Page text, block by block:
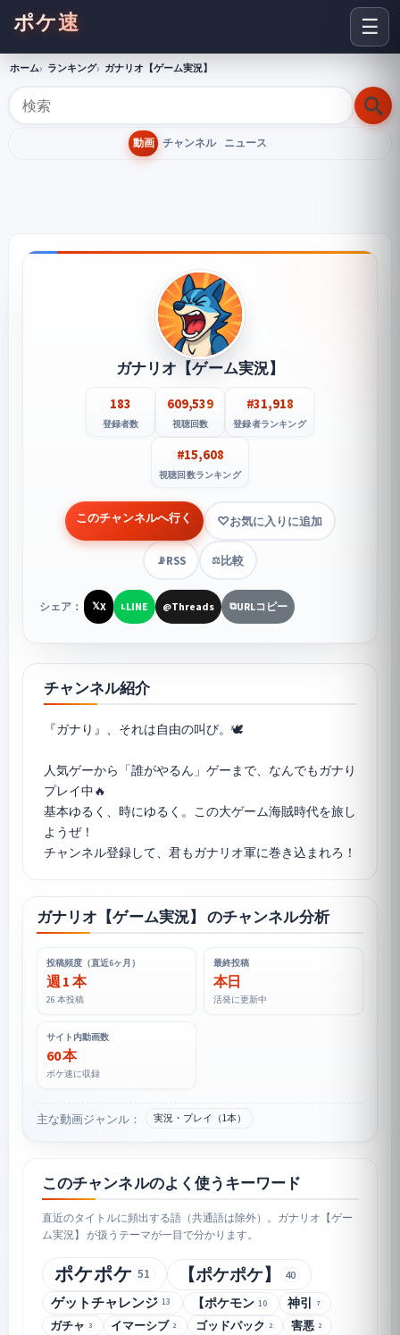
☰
ポケ速
ホーム ランキング ガナリオ【ゲーム実況】
動画 チャンネル ニュース
ガナリオ【ゲーム実況】
183
登録者数
609,539
視聴回数
#31,918
登録者ランキング
#15,608
視聴回数ランキング
このチャンネルへ行く お気に入りに追加
📡RSS ⚖️比較
シェア： 𝕏X LLINE @Threads ⧉URLコピー
チャンネル紹介
『ガナり』、それは自由の叫び。🕊️
人気ゲーから「誰がやるん」ゲーまで、なんでもガナり
プレイ中🔥
基本ゆるく、時にゆるく。この大ゲーム海賊時代を旅し
ようぜ！
ガナリオ【ゲーム実況】 のチャンネル分析
投稿頻度（直近6ヶ月）
週 1 本
26 本投稿
最終投稿
本日
活発に更新中
サイト内動画数
60 本
ポケ速に収録
主な動画ジャンル： 実況・プレイ（1本）
このチャンネルのよく使うキーワード
直近のタイトルに頻出する語（共通語は除外）。ガナリオ【ゲー
ム実況】 が扱うテーマが一目で分かります。
ポケポケ 51 【ポケポケ】 40
ゲットチャレンジ 13 【ポケモン 10 神引 7
ガチャ 3 イマーシブ 2 ゴッドパック 2 害悪 2